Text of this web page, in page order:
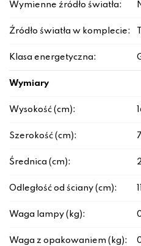
Wymienne źródło światła:
Źródło światła w komplecie:
Klasa energetyczna:
Wymiary
Wysokość (cm):
Szerokość (cm): 7
Średnica (cm):
Odległość od ściany (cm):
Waga lampy (kg):
Waga z opakowaniem (kg):